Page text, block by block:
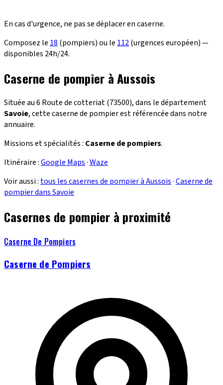
En cas d'urgence, ne pas se déplacer en caserne.
Composez le 18 (pompiers) ou le 112(urgences européen) —
disponibles 24h/24.
Caserne de pompier à Aussois
Située au 6 Route de cotteriat (73500), dans le département
Savoie, cette caserne de pompier est référencée dans notre
annuaire.
Missions et spécialités : Caserne de pompiers.
Itinéraire :Google Maps·Waze
Voir aussi : tous les casernes de pompier à Aussois·Caserne de
pompier dans Savoie
Casernes de pompier à proximité
Caserne De Pompiers
Caserne de Pompiers